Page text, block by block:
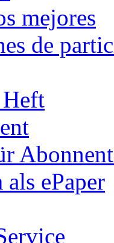
mejores
de
ePaper